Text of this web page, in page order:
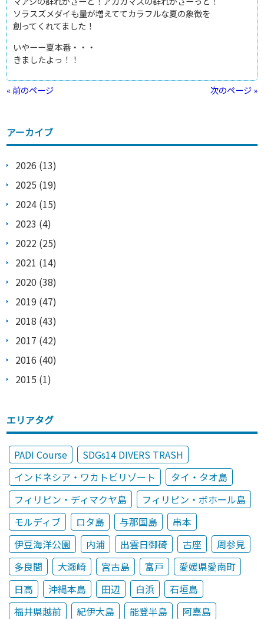
ソラスズメダイも量が増えててカラフルな夏の象徴を
創ってくれてました！
いやーー夏本番・・・
きましたよっ！！
« 前のページ 次のページ »
アーカイブ
2026 (13)
2025 (19)
2024 (15)
2023 (4)
2022 (25)
2021 (14)
2020 (38)
2019 (47)
2018 (43)
2017 (42)
2016 (40)
2015 (1)
エリアタグ
PADI Course
SDGs14 DIVERS TRASH
インドネシア・ワカトビリゾート
タイ・タオ島
フィリピン・ディマクヤ島
フィリピン・ボホール島
モルディブ
ロタ島 与那国島
串本
伊豆海洋公園
内浦 出雲日御碕 古座
周参見
多良間
大瀬崎 宮古島 富戸
愛媛県愛南町
日高
沖縄本島 田辺 白浜
石垣島
福井県越前
紀伊大島 能登半島
阿嘉島